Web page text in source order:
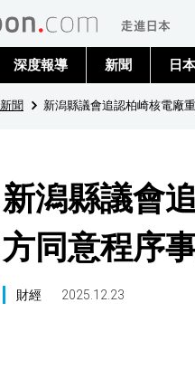
深度報導 新聞 日
新聞 新潟縣議會追認柏崎核電廠
新潟縣議會
方同意程序
財經 2025.12.23